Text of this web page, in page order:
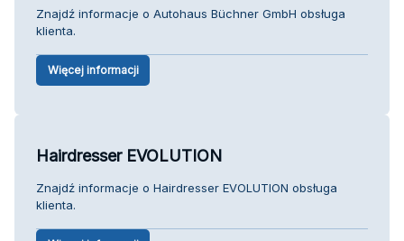
Znajdź informacje o Autohaus Büchner GmbH obsługa
klienta.
Więcej informacji
Hairdresser EVOLUTION
Znajdź informacje o Hairdresser EVOLUTION obsługa
klienta.